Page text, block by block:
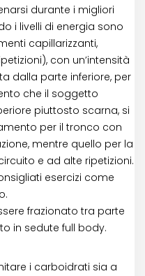
durante i migliori
i livelli di energia sono
capillarizzanti,
con un’intensità
dalla parte inferiore, per
che il soggetto
piuttosto scarna, si
per il tronco con
mentre quello per la
e ad alte ripetizioni.
esercizi come
frazionato tra parte
in sedute full body.
i carboidrati sia a